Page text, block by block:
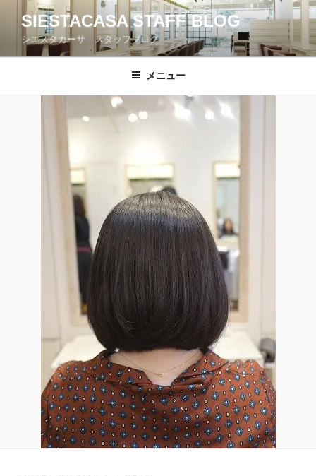
ン
SIESTACASA STAFF BLOG
シエスタカーサ スタッフブログ
メニュー